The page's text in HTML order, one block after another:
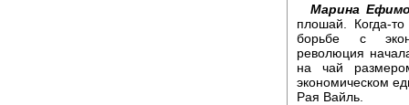
Марина
плошай. Когда-
борьбе с
революция
на чай
экономическом
Рая Вайль.